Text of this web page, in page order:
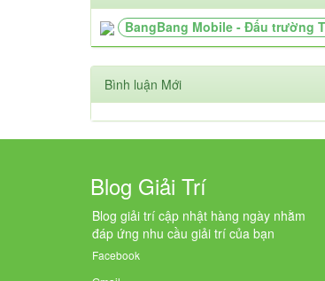
BangBang Mobile - Đấu trường
Bình luận Mới
Blog Giải Trí
Blog giải trí cập nhật hàng ngày nhằm
đáp ứng nhu cầu giải trí của bạn
Facebook